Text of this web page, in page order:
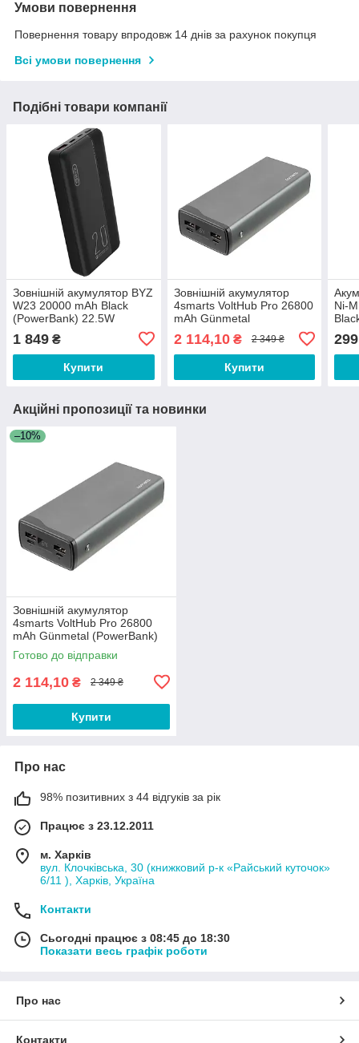
Умови повернення
Повернення товару впродовж 14 днів за рахунок покупця
Всі умови повернення
Подібні товари компанії
Зовнішній акумулятор BYZ
W23 20000 mAh Black
(PowerBank) 22.5W
1 849 ₴
Купити
Зовнішній акумулятор
4smarts VoltHub Pro 26800
mAh Günmetal
(PowerBank) 22.5W *Select
Edition*
2 114,10₴ 2 349 ₴
Купити
Ni-
Акційні пропозиції та новинки
–10%
Зовнішній акумулятор
4smarts VoltHub Pro 26800
mAh Günmetal (PowerBank)
22.5W *Select Edition*
Готово до відправки
2 114,10 ₴ 2 349 ₴
Купити
Про нас
98% позитивних з 44 відгуків за рік
Працює з 23.12.2011
м. Харків
вул. Клочківська, 30 (книжковий р-к «Райський куточок»
6/11 ), Харків, Україна
Контакти
Сьогодні працює з 08:45 до 18:30
Показати весь графік роботи
Про нас
Контакти